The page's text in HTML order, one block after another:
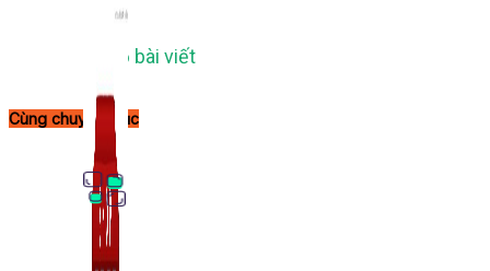
1,066 bài viết
Cùng chuyên mục